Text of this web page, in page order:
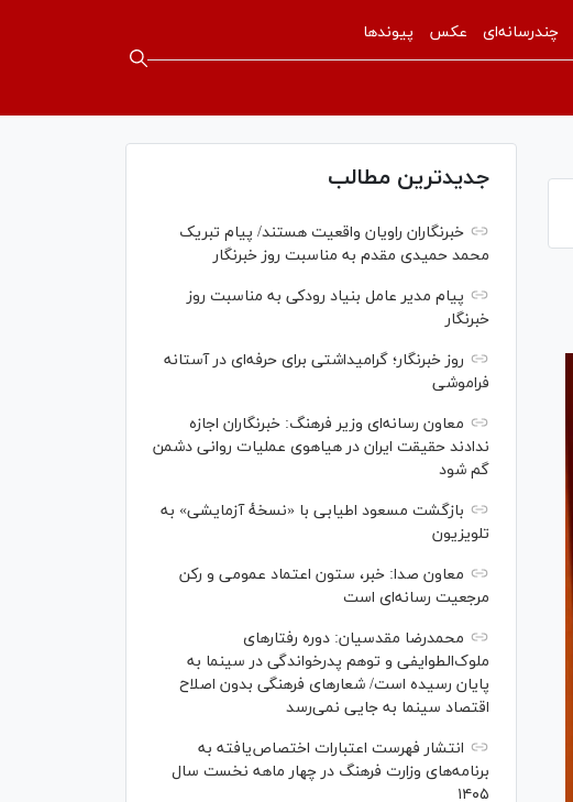
چندرسانه‌ای عکس پیوندها
جدیدترین مطالب
خبرنگاران راویان واقعیت هستند/ پیام تبریک
محمد حمیدی مقدم به مناسبت روز خبرنگار
پیام مدیر عامل بنیاد رودکی به مناسبت روز
خبرنگار
روز خبرنگار؛ گرامیداشتی برای حرفه‌ای در آستانه
فراموشی
معاون رسانه‌ای وزیر فرهنگ: خبرنگاران اجازه
ندادند حقیقت ایران در هیاهوی عملیات روانی دشمن
گم شود
بازگشت مسعود اطیابی با «نسخهٔ آزمایشی» به
تلویزیون
معاون صدا: خبر، ستون اعتماد عمومی و رکن
مرجعیت رسانه‌ای است
محمدرضا مقدسیان: دوره رفتارهای
ملوک‌الطوایفی و توهم پدرخواندگی در سینما به
پایان رسیده است/ شعارهای فرهنگی بدون اصلاح
اقتصاد سینما به جایی نمی‌رسد
انتشار فهرست اعتبارات اختصاص‌یافته به
برنامه‌های وزارت فرهنگ در چهار ماهه نخست سال
۱۴۰۵